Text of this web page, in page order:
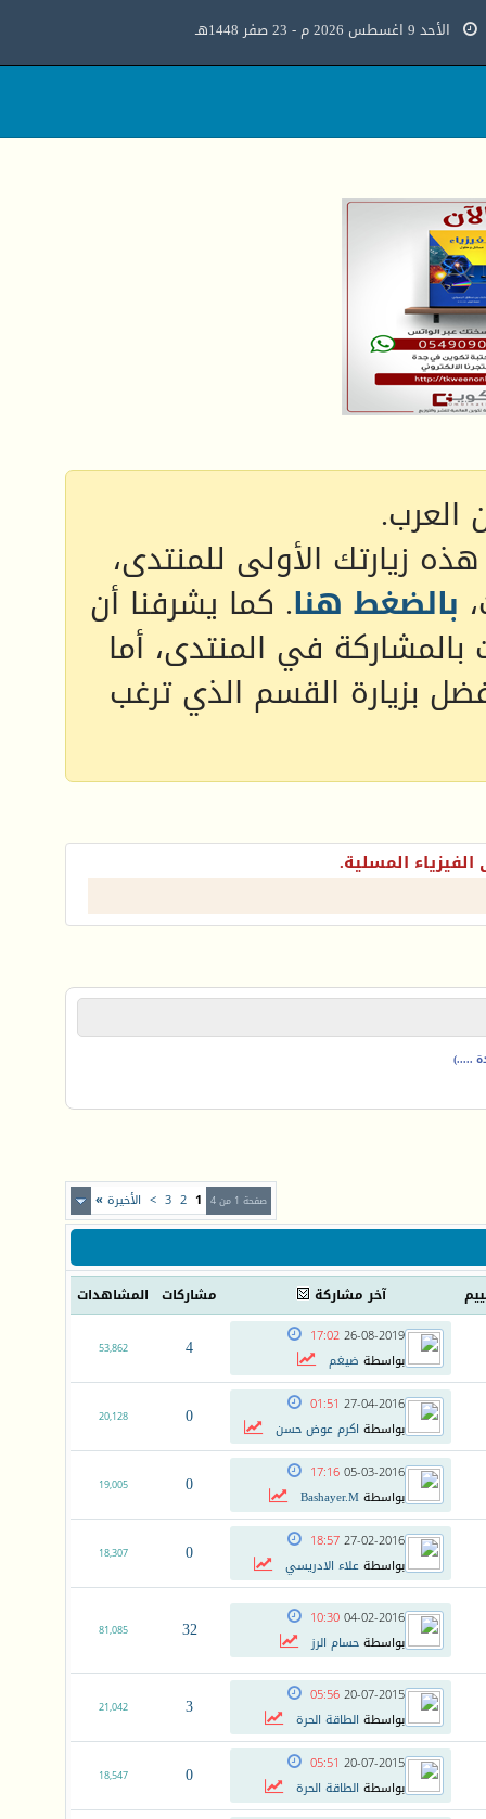
الأحد 9 اغسطس 2026 م - 23 صفر 1448هـ
العرب.
زيارتك الأولى للمنتدى،
بالضغط هنا. كما يشرفنا أن
بالمشاركة في المنتدى، أما
بزيارة القسم الذي ترغب
المسلية.
.....)
صفحة 1 من 4 1
2
3
> الأخيرة »
آخر مشاركة مشاركات المشاهدات
26-08-2019
17:02
بواسطة ضيغم 4
53,862
27-04-2016
01:51
بواسطة اكرم عوض حسن 0
20,128
05-03-2016
17:16
بواسطةBashayer.M
0
19,005
27-02-2016
18:57
بواسطةعلاء الادريسي 0
18,307
04-02-2016
10:30
بواسطةحسام الرز 32
81,085
20-07-2015
05:56
بواسطة الطاقة الحرة 3
21,042
20-07-2015
05:51
بواسطة الطاقة الحرة 0
18,547